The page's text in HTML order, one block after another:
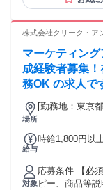
即断即決で改
ーを磨ける環
す。 学歴・資格 学歴：大学院 大学 高専 短大 専修学校 高校
語学力： 資格：
株式会社クリーク・ア
マーケティン
成経験者募集
務OK の求人で
場所
[勤務地：東京
給与
時給1,800円以
対象
応募条件 【必
ピー、商品等